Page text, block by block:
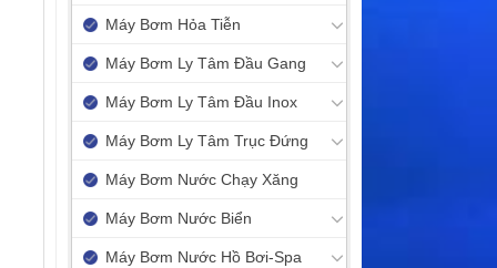
Máy Bơm Hỏa Tiễn
Máy Bơm Ly Tâm Đầu Gang
Máy Bơm Ly Tâm Đầu Inox
Máy Bơm Ly Tâm Trục Đứng
Máy Bơm Nước Chạy Xăng
Máy Bơm Nước Biển
Máy Bơm Nước Hồ Bơi-Spa